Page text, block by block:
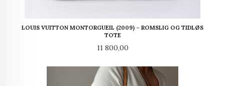
LOUIS VUITTON MONTORGUEIL (2009) – ROMSLIG OG TIDLØS
TOTE
Pris
11 800,00